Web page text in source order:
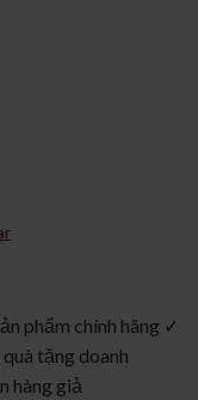
phẩm chính hãng ✓
tặng doanh
hàng giả